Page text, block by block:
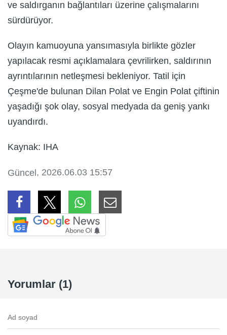
ve saldırganın bağlantıları üzerine çalışmalarını
sürdürüyor.
Olayın kamuoyuna yansımasıyla birlikte gözler
yapılacak resmi açıklamalara çevrilirken, saldırının
ayrıntılarının netleşmesi bekleniyor. Tatil için
Çeşme'de bulunan Dilan Polat ve Engin Polat çiftinin
yaşadığı şok olay, sosyal medyada da geniş yankı
uyandırdı.
Kaynak: IHA
Güncel , 2026.06.03 15:57
Yorumlar (1)